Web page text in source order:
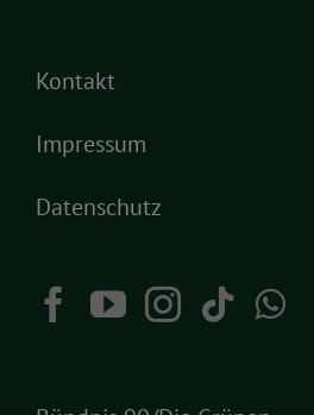
Kontakt
Impressum
Datenschutz